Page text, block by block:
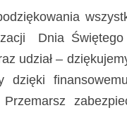
Dnia Świętego
udział –
dzięki